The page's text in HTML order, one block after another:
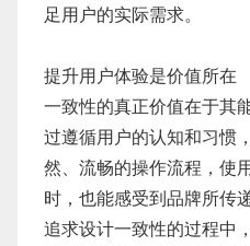
足用户的实际需求。
提升用户体验是价值所在
一致性的真正价值在于其
过遵循用户的认知和习惯
然、流畅的操作流程，使
时，也能感受到品牌所传
追求设计一致性的过程中